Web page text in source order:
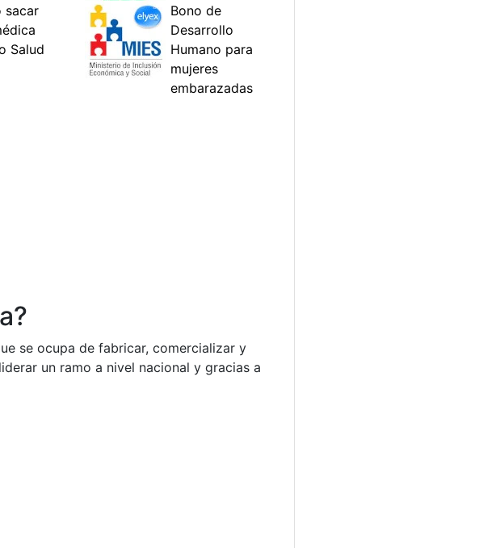
se ocupa de fabricar, comercializar y
un ramo a nivel nacional y gracias a